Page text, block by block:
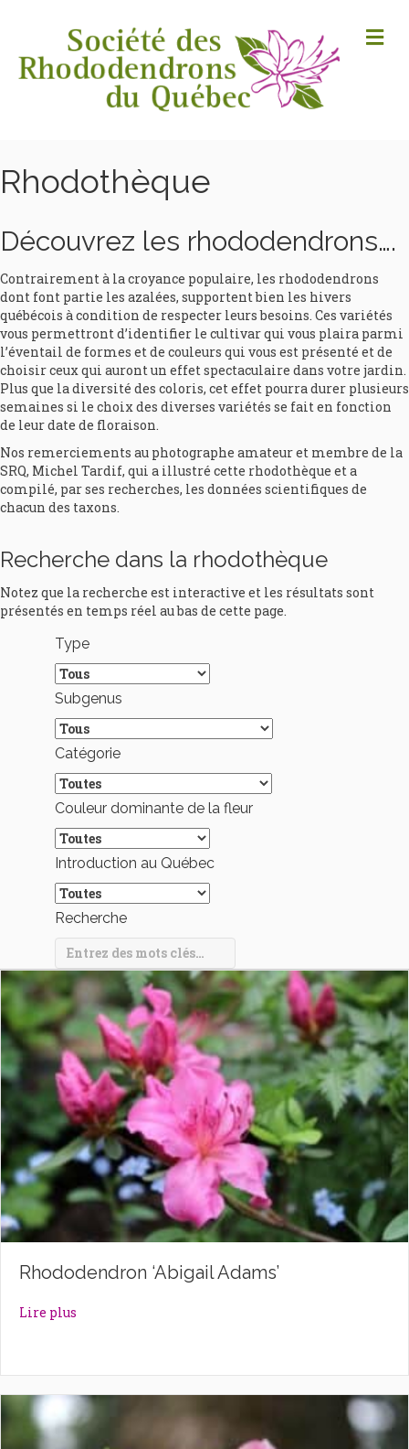
Rhodothèque
Découvrez les rhododendrons….
Contrairement à la croyance populaire, les rhododendrons
dont font partie les azalées, supportent bien les hivers
québécois à condition de respecter leurs besoins. Ces variétés
vous permettront d’identifier le cultivar qui vous plaira parmi
l’éventail de formes et de couleurs qui vous est présenté et de
choisir ceux qui auront un effet spectaculaire dans votre jardin.
Plus que la diversité des coloris, cet effet pourra durer plusieurs
semaines si le choix des diverses variétés se fait en fonction
de leur date de floraison.
Nos remerciements au photographe amateur et membre de la
SRQ, Michel Tardif, qui a illustré cette rhodothèque et a
compilé, par ses recherches, les données scientifiques de
chacun des taxons.
Recherche dans la rhodothèque
Notez que la recherche est interactive et les résultats sont
présentés en temps réel au bas de cette page.
Type
Subgenus
Catégorie
Couleur dominante de la fleur
Introduction au Québec
Recherche
Rhododendron ‘Abigail Adams’
Lire plus